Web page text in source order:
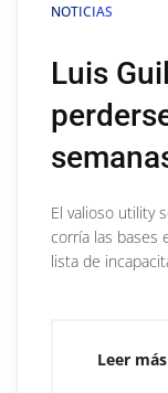
NOTICIAS
Luis
El valioso utility
corría las bases
lista de
Leer más